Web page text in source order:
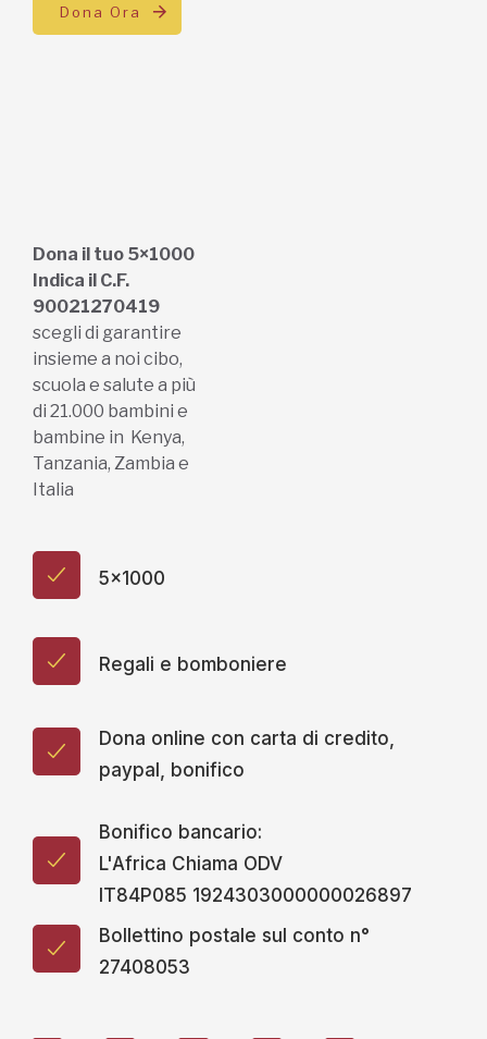
Dona Ora
Dona il tuo 5×1000
Indica il C.F.
90021270419
scegli di garantire
insieme a noi cibo,
scuola e salute a più
di 21.000 bambini e
bambine in Kenya,
Tanzania, Zambia e
Italia
5x1000
Regali e bomboniere
Dona online con carta di credito,
paypal, bonifico
Bonifico bancario:
L'Africa Chiama ODV
IT84P085 1924303000000026897
Bollettino postale sul conto n°
27408053